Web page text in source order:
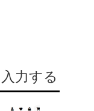
力する